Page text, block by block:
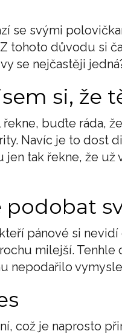
se svými
tohoto důvodu si
se nejčastěji
si, že
buďte ráda,
Navíc je to dost
jen tak řekne, že
podobat
pánové si
milejší. Tenhle
nepodařilo
což je naprosto